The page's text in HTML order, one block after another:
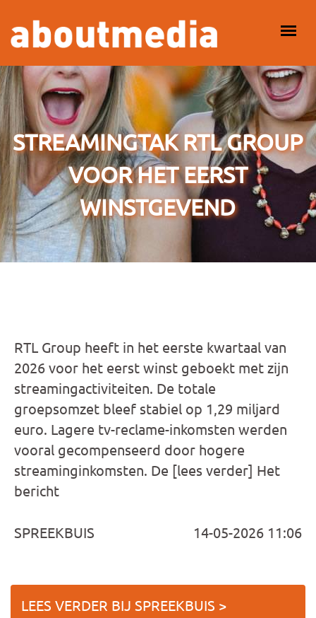
HOOFDMENU
STREAMINGTAK RTL GROUP
VOOR HET EERST
WINSTGEVEND
RTL Group heeft in het eerste kwartaal van
2026 voor het eerst winst geboekt met zijn
streamingactiviteiten. De totale
groepsomzet bleef stabiel op 1,29 miljard
euro. Lagere tv-reclame-inkomsten werden
vooral gecompenseerd door hogere
streaminginkomsten. De [lees verder] Het
bericht
SPREEKBUIS 14-05-2026 11:06
LEES VERDER BIJ SPREEKBUIS >